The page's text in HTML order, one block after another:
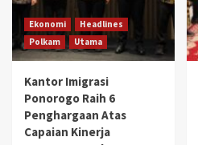
Ekonomi
Headlines
Polkam
Utama
Kantor Imigrasi
Ponorogo Raih 6
Penghargaan Atas
Capaian Kinerja